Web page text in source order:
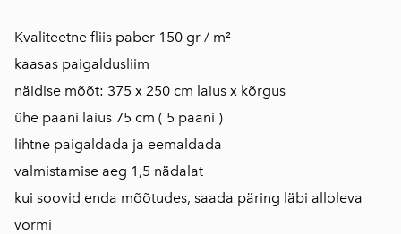
Kvaliteetne fliis paber 150 gr / m²
kaasas paigaldusliim
näidise mõõt: 375 x 250 cm laius x kõrgus
ühe paani laius 75 cm ( 5 paani )
lihtne paigaldada ja eemaldada
valmistamise aeg 1,5 nädalat
kui soovid enda mõõtudes, saada päring läbi alloleva
vormi